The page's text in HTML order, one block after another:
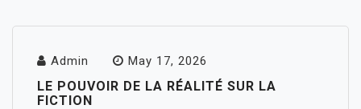
Admin May 17, 2026
LE POUVOIR DE LA RÉALITÉ SUR LA
FICTION